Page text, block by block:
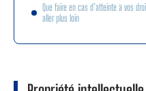
Que faire en cas d’atteinte à vos
aller plus loin